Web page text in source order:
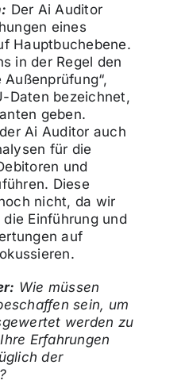
Der Ai Auditor
eines
Hauptbuchebene.
in der Regel den
Daten bezeichnet,
geben.
Ai Auditor auch
für die
und
Diese
nicht, da wir
Einführung und
auf
Wie müssen
sein, um
werden zu
Erfahrungen
der